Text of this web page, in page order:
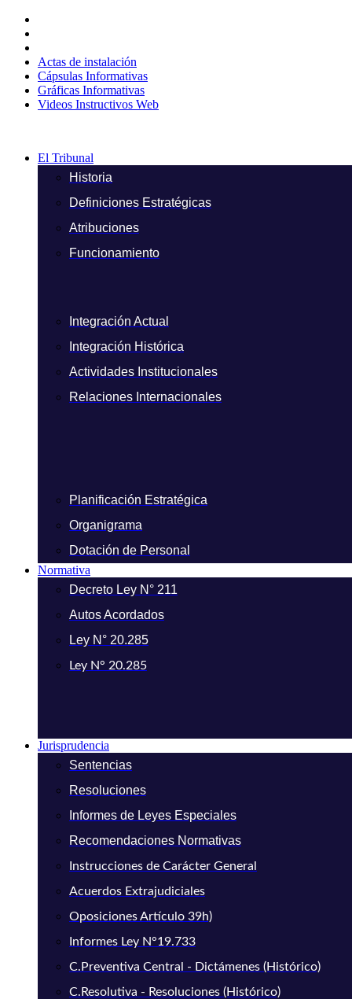
contenido
Actas de instalación
Cápsulas Informativas
Gráficas Informativas
Videos Instructivos Web
El Tribunal
Historia
Definiciones Estratégicas
Atribuciones
Funcionamiento
Integración Actual
Integración Histórica
Actividades Institucionales
Relaciones Internacionales
Planificación Estratégica
Organigrama
Dotación de Personal
Normativa
Decreto Ley N° 211
Autos Acordados
Ley N° 20.285
Ley N° 20.285
Jurisprudencia
Sentencias
Resoluciones
Informes de Leyes Especiales
Recomendaciones Normativas
Instrucciones de Carácter General
Acuerdos Extrajudiciales
Oposiciones Artículo 39h)
Informes Ley N°19.733
C.Preventiva Central - Dictámenes (Histórico)
C.Resolutiva - Resoluciones (Histórico)